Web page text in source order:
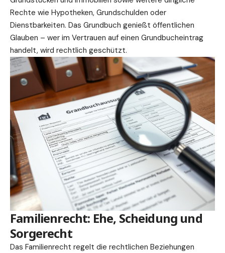
Rechte wie Hypotheken, Grundschulden oder
Dienstbarkeiten. Das Grundbuch genießt öffentlichen
Glauben – wer im Vertrauen auf einen Grundbucheintrag
handelt, wird rechtlich geschützt.
Familienrecht: Ehe, Scheidung und
Sorgerecht
Das Familienrecht regelt die rechtlichen Beziehungen